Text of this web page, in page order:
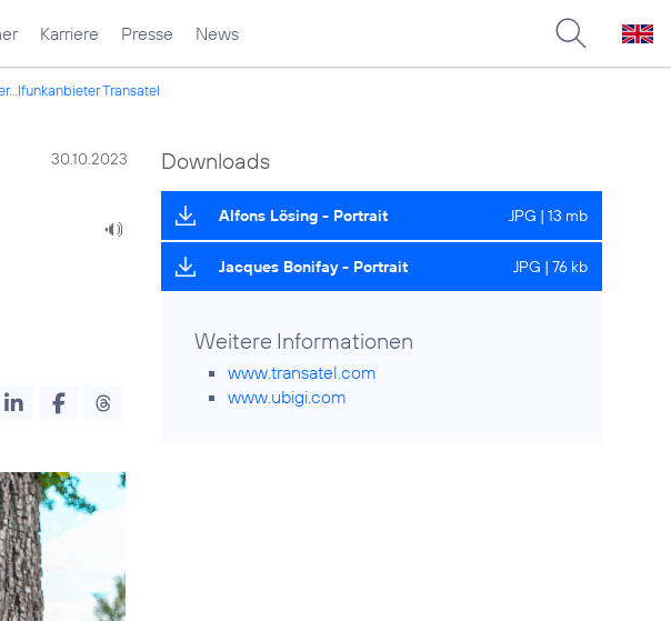
Karriere Presse News
Transatel
30.10.2023 Downloads
Alfons Lösing - Portrait JPG | 13 mb
Jacques Bonifay - Portrait JPG | 76 kb
Weitere Informationen
www.transatel.com
www.ubigi.com